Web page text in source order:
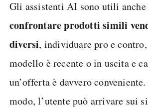
Gli assistenti AI sono utili anche
confrontare prodotti simili
diversi, individuare pro e
modello è recente o in uscita e
un’offerta è davvero
modo, l’utente può arrivare sui